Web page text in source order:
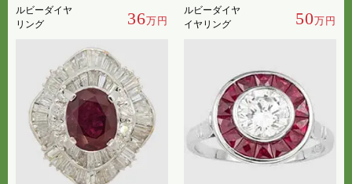
ルビーダイヤ
リング
36万円
ルビーダイヤ
イヤリング
50万円